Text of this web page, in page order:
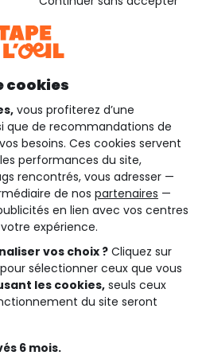
les CGU
et d'utilisation
sociaux
cookies
vous profiterez d’une
que de recommandations de
besoins. Ces cookies servent
performances du site,
rencontrés, vous adresser —
de nos partenaires —
en lien avec vos centres
expérience.
vos choix ? Cliquez sur
sélectionner ceux que vous
les cookies,seuls ceux
du site seront
6 mois.